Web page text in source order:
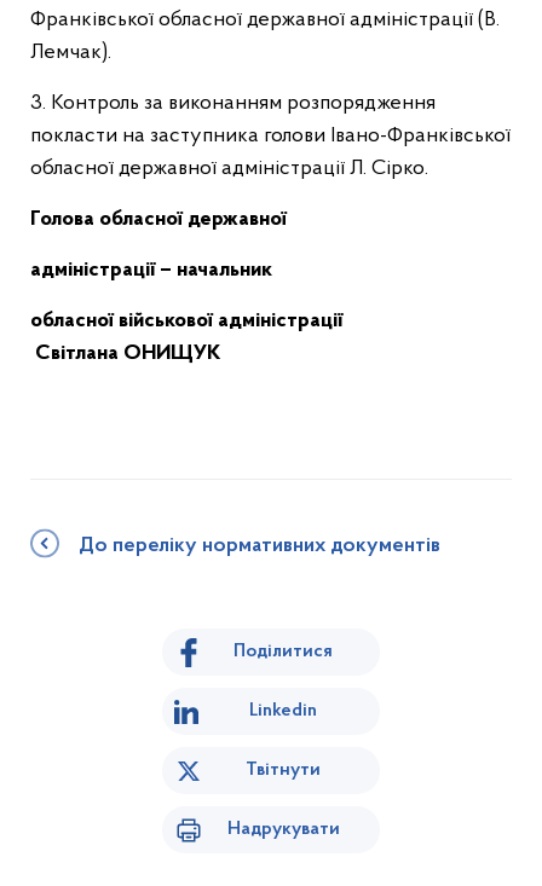
Франківської обласної державної адміністрації (В.
Лемчак).
3. Контроль за виконанням розпорядження
покласти на заступника голови Івано-Франківської
обласної державної адміністрації Л. Сірко.
Голова обласної державної
адміністрації – начальник
обласної військової адміністрації
Світлана ОНИЩУК
До переліку нормативних документів
Поділитися
Linkedin
Твітнути
Надрукувати